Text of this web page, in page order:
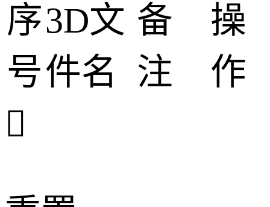
序
号
3D文
件名
备
注
操
作
